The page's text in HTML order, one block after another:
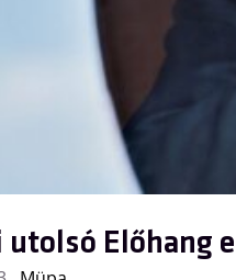
utolsó Előhang